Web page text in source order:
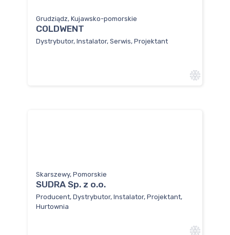
Grudziądz, Kujawsko-pomorskie
COLDWENT
Dystrybutor, Instalator, Serwis, Projektant
Skarszewy, Pomorskie
SUDRA Sp. z o.o.
Producent, Dystrybutor, Instalator, Projektant,
Hurtownia